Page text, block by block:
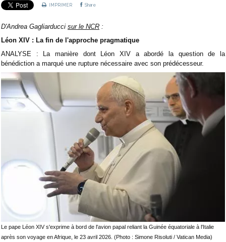
IMPRIMER Share
D'Andrea Gagliarducci sur le NCR :
Léon XIV : La fin de l'approche pragmatique
ANALYSE : La manière dont Léon XIV a abordé la question de la
bénédiction a marqué une rupture nécessaire avec son prédécesseur.
Le pape Léon XIV s'exprime à bord de l'avion papal reliant la Guinée équatoriale à l'Italie
après son voyage en Afrique, le 23 avril 2026. (Photo : Simone Risoluti / Vatican Media)